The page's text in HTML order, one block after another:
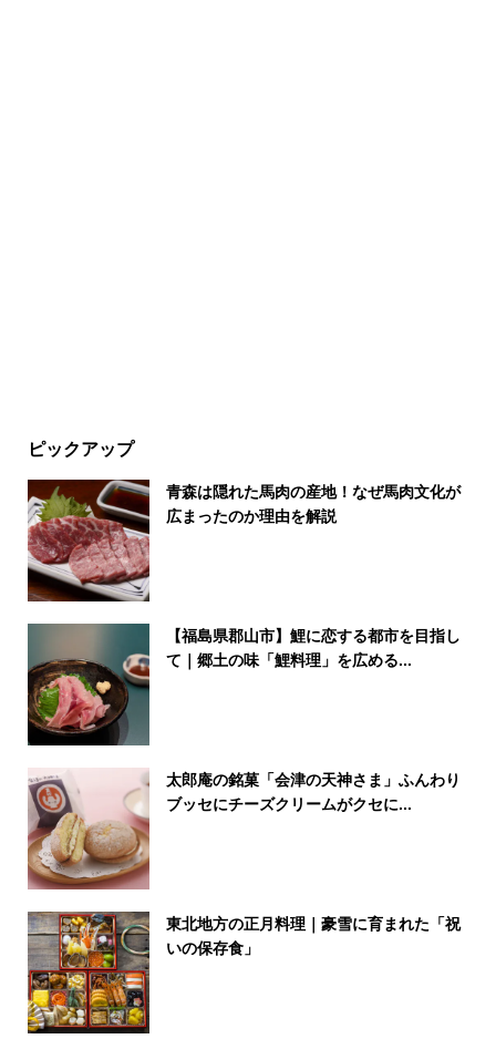
ピックアップ
青森は隠れた馬肉の産地！なぜ馬肉文化が
広まったのか理由を解説
【福島県郡山市】鯉に恋する都市を目指し
て｜郷土の味「鯉料理」を広める...
太郎庵の銘菓「会津の天神さま」ふんわり
ブッセにチーズクリームがクセに...
東北地方の正月料理｜豪雪に育まれた「祝
いの保存食」